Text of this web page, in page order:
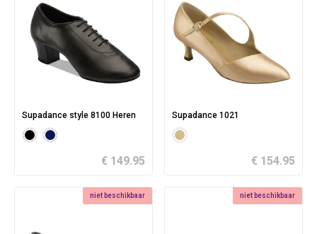
Supadance style 8100 Heren
€ 149.95
Supadance 1021
€ 154.95
niet beschikbaar niet beschikbaar